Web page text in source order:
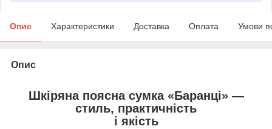
Опис Характеристики Доставка Оплата Умови
Опис
Шкіряна поясна сумка «Баранці» —
стиль, практичність
і якість